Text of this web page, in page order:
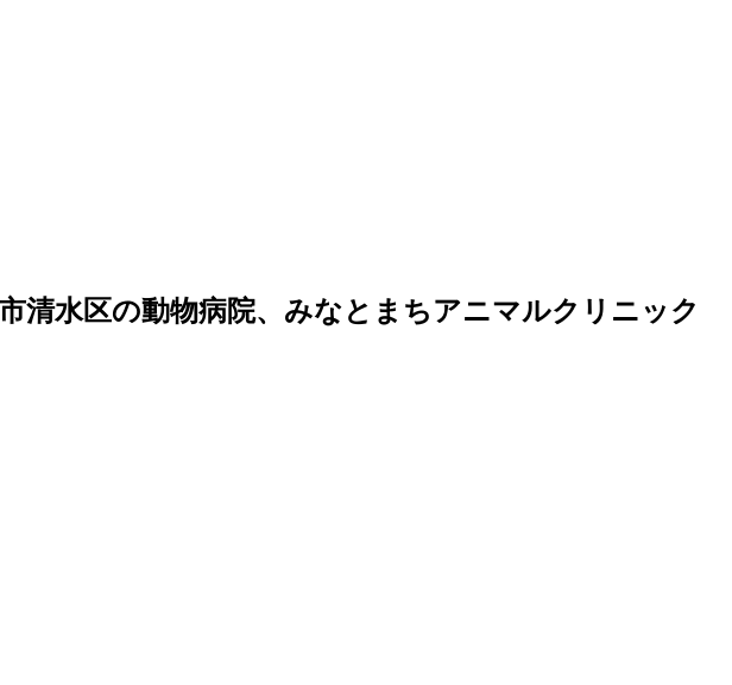
清水区の動物病院、みなとまちアニマルクリニック